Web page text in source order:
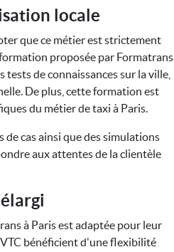
locale
que ce métier est strictement
proposée par Formatrans
de connaissances sur la ville,
De plus, cette formation est
du métier de taxi à Paris.
de cas ainsi que des simulations
aux attentes de la clientèle
à Paris est adaptée pour leur
bénéficient d'une flexibilité